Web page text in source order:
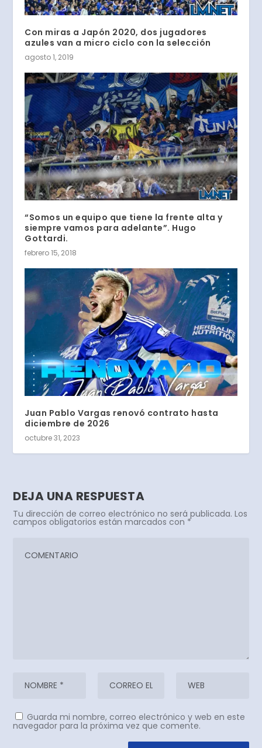
Con miras a Japón 2020, dos jugadores
azules van a micro ciclo con la selección
agosto 1, 2019
“Somos un equipo que tiene la frente alta y
siempre vamos para adelante”. Hugo
Gottardi.
febrero 15, 2018
Juan Pablo Vargas renovó contrato hasta
diciembre de 2026
octubre 31, 2023
DEJA UNA RESPUESTA
Tu dirección de correo electrónico no será publicada. Los
campos obligatorios están marcados con *
Guarda mi nombre, correo electrónico y web en este
navegador para la próxima vez que comente.